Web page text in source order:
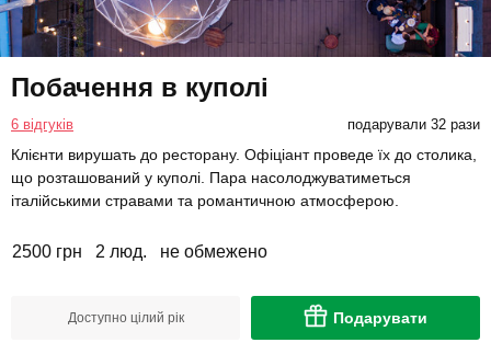
Побачення в куполі
6 відгуків подарували 32 рази
Клієнти вирушать до ресторану. Офіціант проведе їх до столика,
що розташований у куполі. Пара насолоджуватиметься
італійськими стравами та романтичною атмосферою.
2500 грн 2 люд. не обмежено
Доступно цілий рік Подарувати